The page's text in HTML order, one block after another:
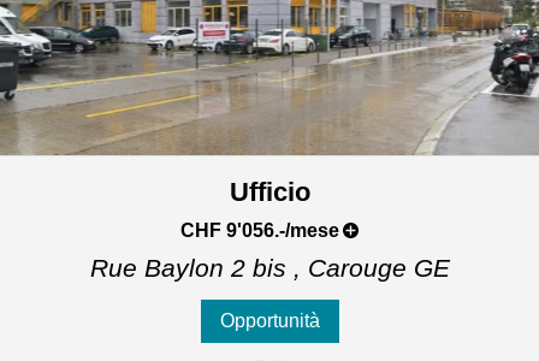
Ufficio
CHF 9'056.-/mese
Rue Baylon 2 bis , Carouge GE
Opportunità